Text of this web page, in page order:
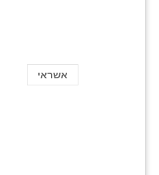
אשראי